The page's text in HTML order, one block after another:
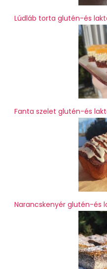
Lúdláb torta glutén-és
Fanta szelet glutén-és
Narancskenyér glutén-és